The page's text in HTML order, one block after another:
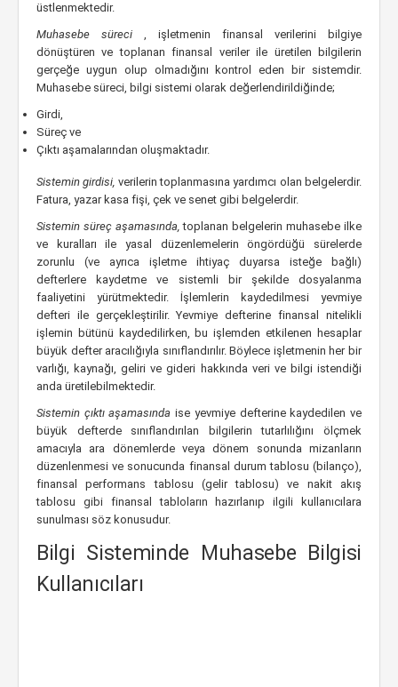
üstlenmektedir.
Muhasebe süreci , işletmenin finansal verilerini bilgiye
dönüştüren ve toplanan finansal veriler ile üretilen bilgilerin
gerçeğe uygun olup olmadığını kontrol eden bir sistemdir.
Muhasebe süreci, bilgi sistemi olarak değerlendirildiğinde;
Girdi,
Süreç ve
Çıktı aşamalarından oluşmaktadır.
Sistemin girdisi, verilerin toplanmasına yardımcı olan belgelerdir.
Fatura, yazar kasa fişi, çek ve senet gibi belgelerdir.
Sistemin süreç aşamasında,toplanan belgelerin muhasebe ilke
ve kuralları ile yasal düzenlemelerin öngördüğü sürelerde
zorunlu (ve ayrıca işletme ihtiyaç duyarsa isteğe bağlı)
defterlere kaydetme ve sistemli bir şekilde dosyalanma
faaliyetini yürütmektedir. İşlemlerin kaydedilmesi yevmiye
defteri ile gerçekleştirilir. Yevmiye defterine finansal nitelikli
işlemin bütünü kaydedilirken, bu işlemden etkilenen hesaplar
büyük defter aracılığıyla sınıflandırılır. Böylece işletmenin her bir
varlığı, kaynağı, geliri ve gideri hakkında veri ve bilgi istendiği
anda üretilebilmektedir.
Sistemin çıktı aşamasındaise yevmiye defterine kaydedilen ve
büyük defterde sınıflandırılan bilgilerin tutarlılığını ölçmek
amacıyla ara dönemlerde veya dönem sonunda mizanların
düzenlenmesi ve sonucunda finansal durum tablosu (bilanço),
finansal performans tablosu (gelir tablosu) ve nakit akış
tablosu gibi finansal tabloların hazırlanıp ilgili kullanıcılara
sunulması söz konusudur.
Bilgi Sisteminde Muhasebe Bilgisi
Kullanıcıları